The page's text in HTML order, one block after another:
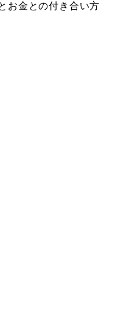
お金との付き合い方